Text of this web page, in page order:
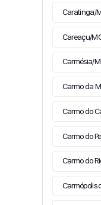
Caratinga/
Careaçu/
Carmésia/
Carmo da
Carmo do
Carmo do
Carmo do
Carmópolis